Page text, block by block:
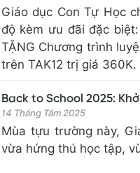
Giáo dục Con Tự Học
độ kèm ưu đãi đặc
TẶNG Chương trình
trên TAK12 trị giá 360K.
Back to School 2025:
14 Tháng Tám 2025
Mùa tựu trường này,
vừa hứng thú học tập,